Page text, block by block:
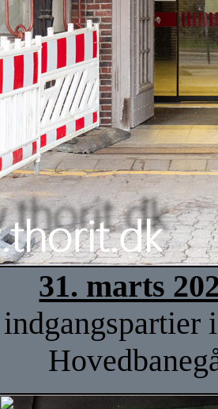
31. marts